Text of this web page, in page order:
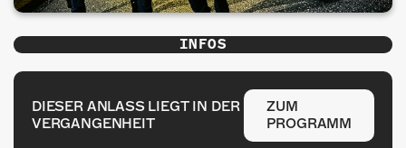
INFOS
KONTAKT
ÜBER UNS
INFOS
DIESER ANLASS LIEGT IN DER
VERGANGENHEIT
ZUM
PROGRAMM